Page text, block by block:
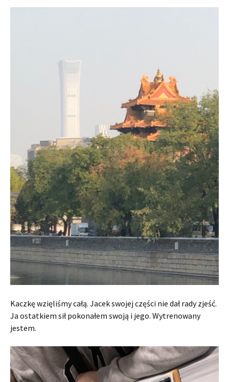
Kaczkę wzięliśmy całą. Jacek swojej części nie dał rady zjeść.
Ja ostatkiem sił pokonałem swoją i jego. Wytrenowany
jestem.